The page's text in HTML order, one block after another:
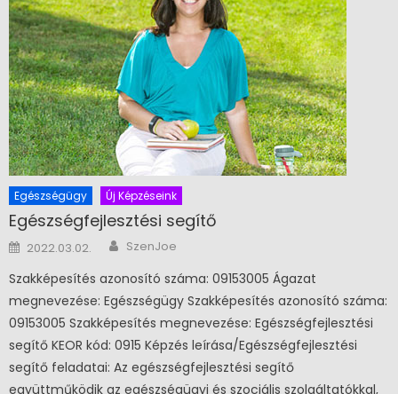
Egészségügy Új Képzéseink
Egészségfejlesztési segítő
Posted on
2022.03.02. Author
SzenJoe
Szakképesítés azonosító száma: 09153005 Ágazat
megnevezése: Egészségügy Szakképesítés azonosító száma:
09153005 Szakképesítés megnevezése: Egészségfejlesztési
segítő KEOR kód: 0915 Képzés leírása/Egészségfejlesztési
segítő feladatai: Az egészségfejlesztési segítő
együttműködik az egészségügyi és szociális szolgáltatókkal,